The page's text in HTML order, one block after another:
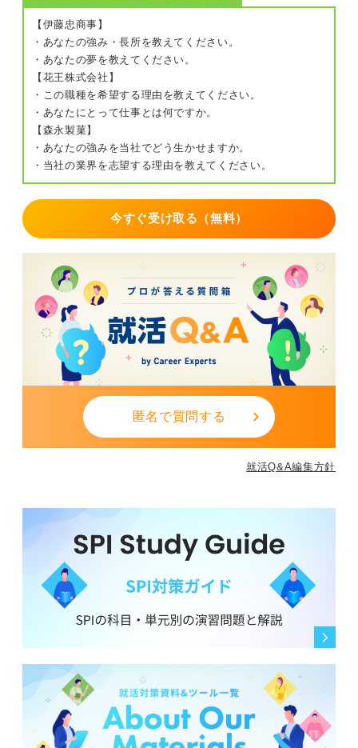
【伊藤忠商事】
・あなたの強み・長所を教えてください。
・あなたの夢を教えてください。
【花王株式会社】
・この職種を希望する理由を教えてください。
・あなたにとって仕事とは何ですか。
【森永製菓】
・あなたの強みを当社でどう生かせますか。
・当社の業界を志望する理由を教えてください。
今すぐ受け取る（無料）
匿名で質問する
就活Q&A編集方針